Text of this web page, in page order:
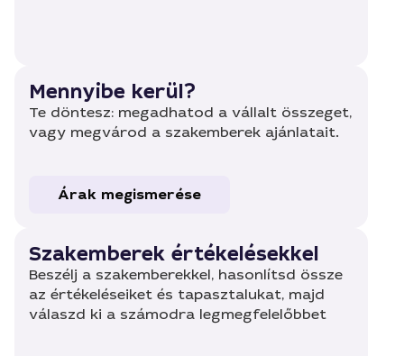
Mennyibe kerül?
Te döntesz: megadhatod a vállalt összeget,
vagy megvárod a szakemberek ajánlatait.
Árak megismerése
Szakemberek értékelésekkel
Beszélj a szakemberekkel, hasonlítsd össze
az értékeléseiket és tapasztalukat, majd
válaszd ki a számodra legmegfelelőbbet